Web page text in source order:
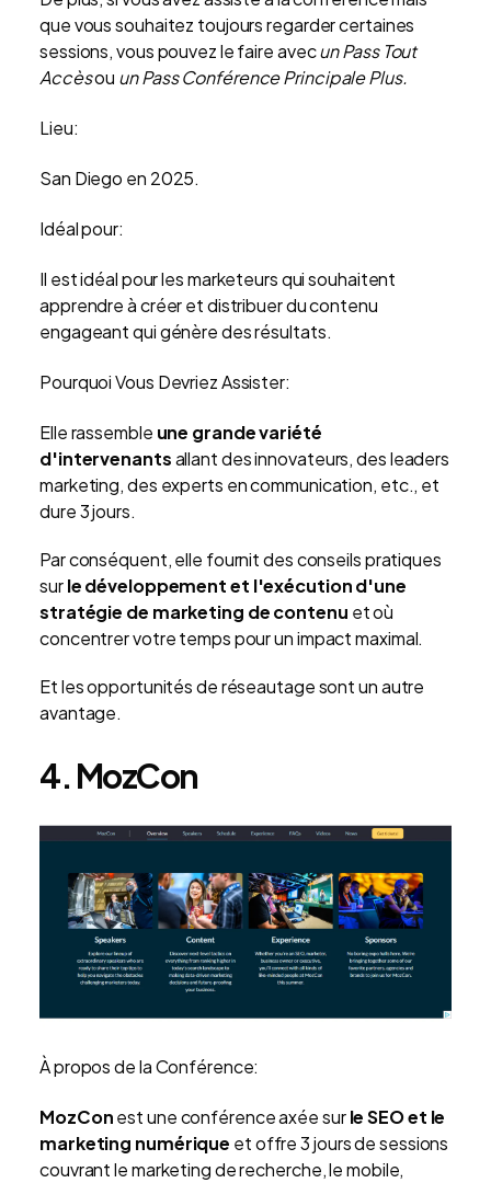
que vous souhaitez toujours regarder certaines
sessions, vous pouvez le faire avecun Pass Tout
Accèsou un Pass Conférence Principale Plus.
Lieu:
San Diego en 2025.
Idéal pour:
Il est idéal pour les marketeurs qui souhaitent
apprendre à créer et distribuer du contenu
engageant qui génère des résultats.
Pourquoi Vous Devriez Assister:
Elle rassemble une grande variété
d'intervenantsallant des innovateurs, des leaders
marketing, des experts en communication, etc., et
dure 3 jours.
Par conséquent, elle fournit des conseils pratiques
surle développement et l'exécution d'une
stratégie de marketing de contenu et où
concentrer votre temps pour un impact maximal.
Et les opportunités de réseautage sont un autre
avantage.
4. MozCon
À propos de la Conférence:
MozConest une conférence axée surle SEO et le
marketing numérique et offre 3 jours de sessions
couvrant le marketing de recherche, le mobile,